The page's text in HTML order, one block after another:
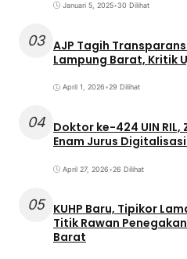
Januari 5, 2025•30 Dilihat
03 AJP Tagih
Lampung Barat, Kritik
April 1, 2026•29 Dilihat
04 Doktor ke-424 UIN
Enam Jurus
April 27, 2026•26 Dilihat
05 KUHP Baru, Tipikor
Titik Rawan
Barat